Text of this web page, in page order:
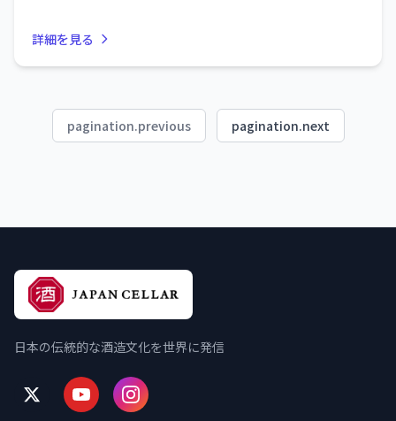
詳細を見る
pagination.previous pagination.next
日本の伝統的な酒造文化を世界に発信